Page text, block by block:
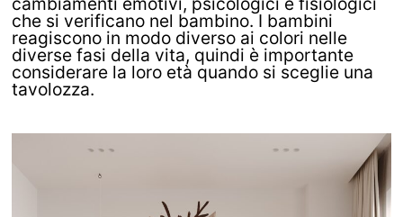
che si verificano nel bambino. I bambini
reagiscono in modo diverso ai colori nelle
diverse fasi della vita, quindi è importante
considerare la loro età quando si sceglie una
tavolozza.